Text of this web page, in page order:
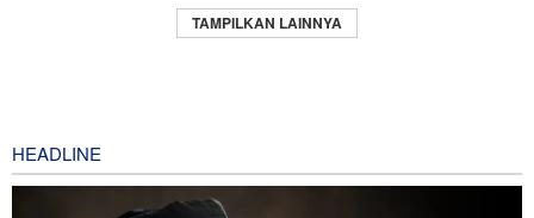
TAMPILKAN LAINNYA
HEADLINE